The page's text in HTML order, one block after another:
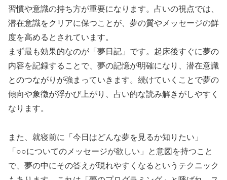
習慣や意識の持ち方が重要になります。占いの視点では、
潜在意識をクリアに保つことが、夢の質やメッセージの鮮
度を高めるとされています。
まず最も効果的なのが「夢日記」です。起床後すぐに夢の
内容を記録することで、夢の記憶が明確になり、潜在意識
とのつながりが強まっていきます。続けていくことで夢の
傾向や象徴が浮かび上がり、占い的な読み解きがしやすく
なります。
また、就寝前に「今日はどんな夢を見るか知りたい」
「○○についてのメッセージが欲しい」と意図を持つこと
で、夢の中にその答えが現れやすくなるというテクニック